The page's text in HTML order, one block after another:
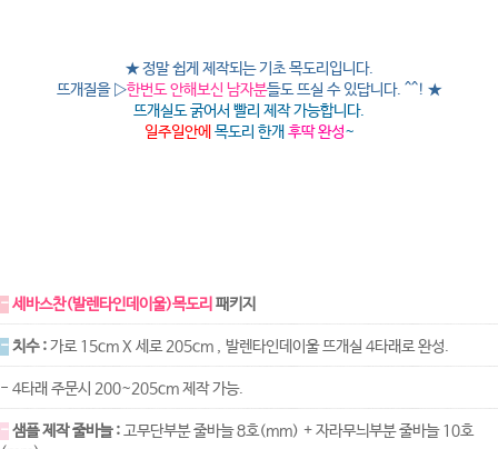
★정말 쉽게 제작되는 기초 목도리입니다.
뜨개질을 ▷한번도 안해보신 남자분들도 뜨실 수 있답니다. ^^! ★
뜨개실도 굵어서 빨리 제작 가능합니다.
일주일안에 목도리 한개 후딱 완성~
-세바스찬(발렌타인데이울)목도리 패키지
-치수 :가로 15cm X 세로 205cm , 발렌타인데이울 뜨개실 4타래로 완성.
- 4타래 주문시 200~205cm 제작 가능.
- 샘플 제작 줄바늘 :고무단부분 줄바늘 8호(mm) + 자라무늬부분 줄바늘 10호